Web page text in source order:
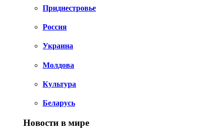
Приднестровье
Россия
Украина
Молдова
Культура
Беларусь
Новости в мире